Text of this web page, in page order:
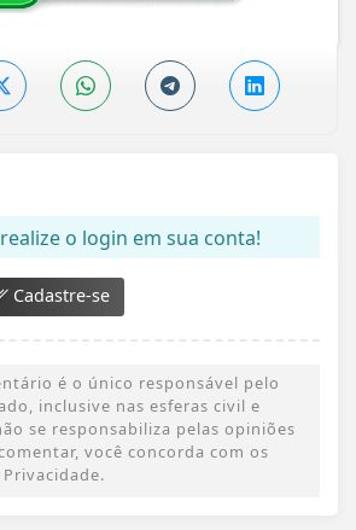
o login em sua conta!
Cadastre-se
é o único responsável pelo
inclusive nas esferas civil e
se responsabiliza pelas opiniões
você concorda com os